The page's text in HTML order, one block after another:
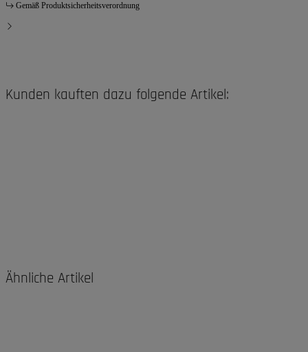
Gemäß Produktsicherheitsverordnung
Kunden kauften dazu folgende Artikel:
Ähnliche Artikel